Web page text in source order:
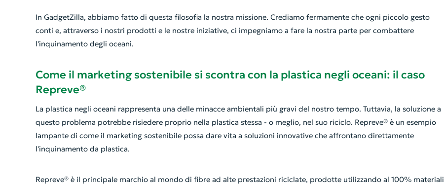
In GadgetZilla, abbiamo fatto di questa filosofia la nostra missione. Crediamo fermamente che ogni piccolo gesto
conti e, attraverso i nostri prodotti e le nostre iniziative, ci impegniamo a fare la nostra parte per combattere
l'inquinamento degli oceani.
Come il marketing sostenibile si scontra con la plastica negli oceani: il caso
Repreve®
La plastica negli oceani rappresenta una delle minacce ambientali più gravi del nostro tempo. Tuttavia, la soluzione a
questo problema potrebbe risiedere proprio nella plastica stessa - o meglio, nel suo riciclo. Repreve® è un esempio
lampante di come il marketing sostenibile possa dare vita a soluzioni innovative che affrontano direttamente
l'inquinamento da plastica.
Repreve® è il principale marchio al mondo di fibre ad alte prestazioni riciclate, prodotte utilizzando al 100% materiali